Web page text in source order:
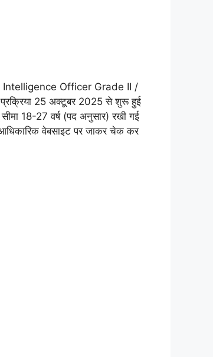
Officer Grade II /
25 अक्टूबर 2025 से शुरू हुई
18-27 वर्ष (पद अनुसार) रखी गई
वेबसाइट पर जाकर चेक कर